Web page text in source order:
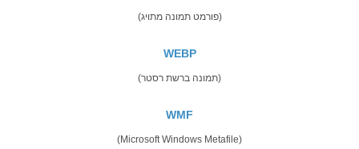
(פורמט תמונה מתויג)
WEBP
(תמונה ברשת רסטר)
WMF
(Microsoft Windows Metafile)